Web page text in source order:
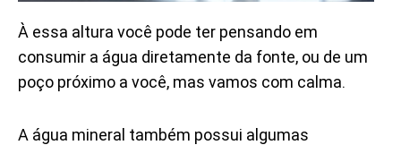
À essa altura você pode ter pensando em
consumir a água diretamente da fonte, ou de um
poço próximo a você, mas vamos com calma.
A água mineral também possui algumas